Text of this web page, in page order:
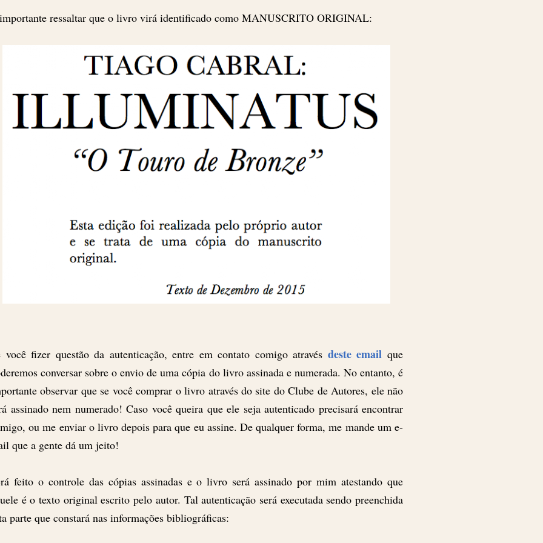
ressaltar que o livro virá identificado como MANUSCRITO ORIGINAL:
você fizer questão da autenticação, entre em contato comigo através deste emailque
conversar sobre o envio de uma cópia do livro assinada e numerada. No entanto, é
observar que se você comprar o livro através do site do Clube de Autores, ele não
assinado nem numerado! Caso você queira que ele seja autenticado precisará encontrar
ou me enviar o livro depois para que eu assine. De qualquer forma, me mande um e-
que a gente dá um jeito!
feito o controle das cópias assinadas e o livro será assinado por mim atestando que
é o texto original escrito pelo autor. Tal autenticação será executada sendo preenchida
parte que constará nas informações bibliográficas: